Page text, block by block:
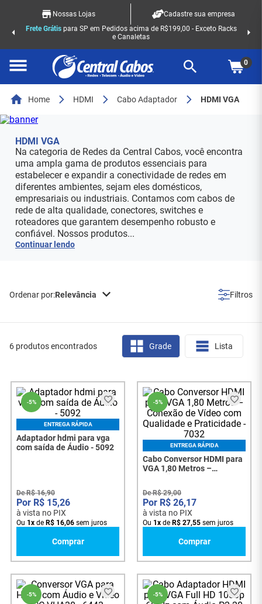
Nossas Lojas
Cadastre sua empresa
Frete Grátispara SP em Pedidos acima de R$199,00 - Exceto Racks
e Canaletas
0
Home HDMI Cabo Adaptador HDMI VGA
HDMI VGA
Na categoria de Redes da Central Cabos, você encontra
uma ampla gama de produtos essenciais para
estabelecer e expandir a conectividade de redes em
diferentes ambientes, sejam eles domésticos,
empresariais ou industriais. Contamos com cabos de
rede de alta qualidade, conectores, switches e
roteadores que garantem desempenho robusto e
confiável. Nossos produtos...
Continuar lendo
Relevância
6 produtos encontrados Grade Lista
-5%
ENTREGA RÁPIDA
Adaptador hdmi para vga
com saída de Áudio - 5092
DeR$ 16,90
R$ 15,26
à vista no PIX
Ou 1x de R$ 16,06 sem juros
Comprar
-5%
ENTREGA RÁPIDA
Cabo Conversor HDMI para
VGA 1,80 Metros –
Qualidade e Praticidade -
7032
DeR$ 29,00
R$ 26,17
à vista no PIX
Ou 1x de R$ 27,55 sem juros
Comprar
-5% -5%